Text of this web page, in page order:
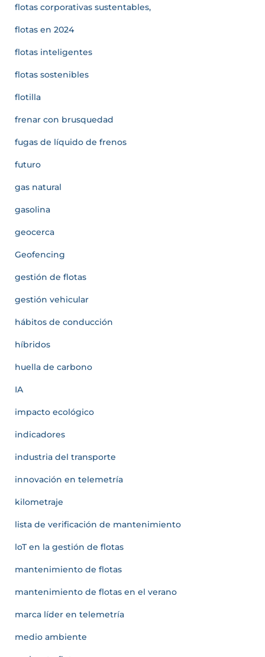
flotas corporativas sustentables,
flotas en 2024
flotas inteligentes
flotas sostenibles
flotilla
frenar con brusquedad
fugas de líquido de frenos
futuro
gas natural
gasolina
geocerca
Geofencing
gestión de flotas
gestión vehicular
hábitos de conducción
híbridos
huella de carbono
IA
impacto ecológico
indicadores
industria del transporte
innovación en telemetría
kilometraje
lista de verificación de mantenimiento
loT en la gestión de flotas
mantenimiento de flotas
mantenimiento de flotas en el verano
marca líder en telemetría
medio ambiente